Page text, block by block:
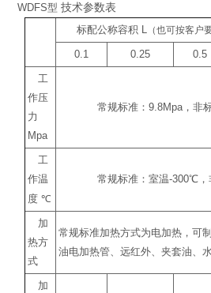
WDFS型技术参数表
标配公称容积 L（也可按客户
0.1 0.25 0.5
工
作压
力
Mpa
常规标准：9.8Mpa，非
工
作温
度 ℃
常规标准：室温-300℃
加
热方
式
常规标准加热方式为电加热，可
油电加热管、远红外、夹套油、
加